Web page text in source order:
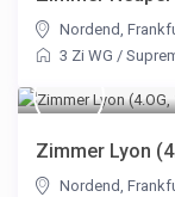
Nordend,
3 Zi WG /
Zimmer Lyon
Nordend,